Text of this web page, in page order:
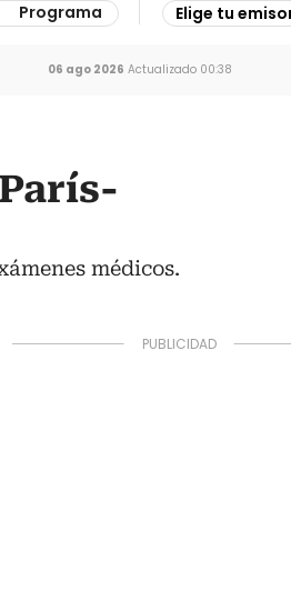
Programa Elige tu
06 ago 2026 Actualizado 00:38
médicos.